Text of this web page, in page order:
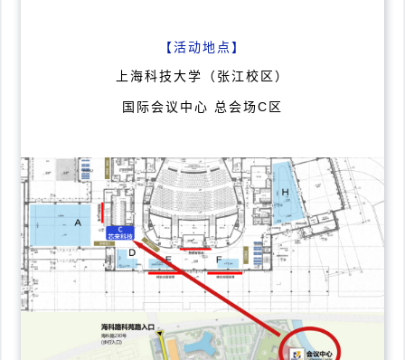
【活动地点】
上海科技大学（张江校区）
国际会议中心 总会场C区